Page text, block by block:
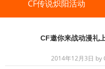
CF传说炽阳活动
CF邀你来战动漫礼
2014年12月3日 by